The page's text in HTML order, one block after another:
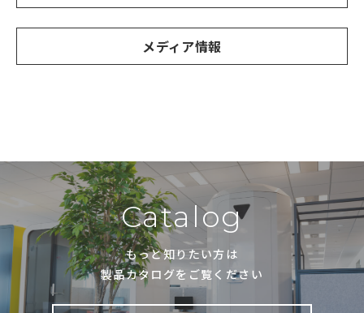
メディア情報
Catalog
もっと知りたい方は
製品カタログをご覧ください